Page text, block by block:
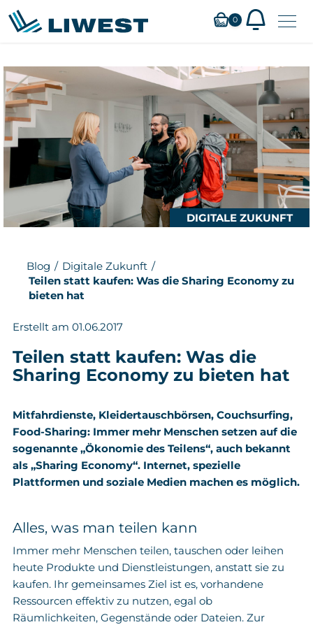
Zum
Hauptinhalt
springen
0
DIGITALE ZUKUNFT
Blog
Digitale Zukunft
Teilen statt kaufen: Was die Sharing Economy zu
bieten hat
Erstellt am 01.06.2017
Teilen statt kaufen: Was die
Sharing Economy zu bieten hat
Mitfahrdienste, Kleidertauschbörsen, Couchsurfing,
Food-Sharing: Immer mehr Menschen setzen auf die
sogenannte „Ökonomie des Teilens“, auch bekannt
als „Sharing Economy“. Internet, spezielle
Plattformen und soziale Medien machen es möglich.
Alles, was man teilen kann
Immer mehr Menschen teilen, tauschen oder leihen
heute Produkte und Dienstleistungen, anstatt sie zu
kaufen. Ihr gemeinsames Ziel ist es, vorhandene
Ressourcen effektiv zu nutzen, egal ob
Räumlichkeiten, Gegenstände oder Dateien. Zur